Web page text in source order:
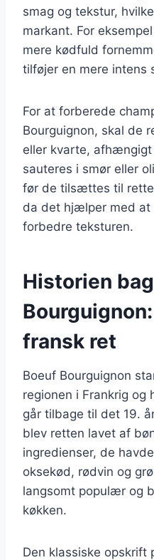
smag og tekstur,
markant. For
mere kødfuld
tilføjer en mere intens
For at forberede
Bourguignon, skal de
eller kvarte, afhængigt
sauteres i smør eller
før de tilsættes til
da det hjælper med at
forbedre teksturen.
Historien
fransk ret
Boeuf Bourguignon
regionen i Frankrig og
går tilbage til det 19.
blev retten lavet af
ingredienser, de
oksekød, rødvin og
langsomt populær og
køkken.
Den klassiske opskrift